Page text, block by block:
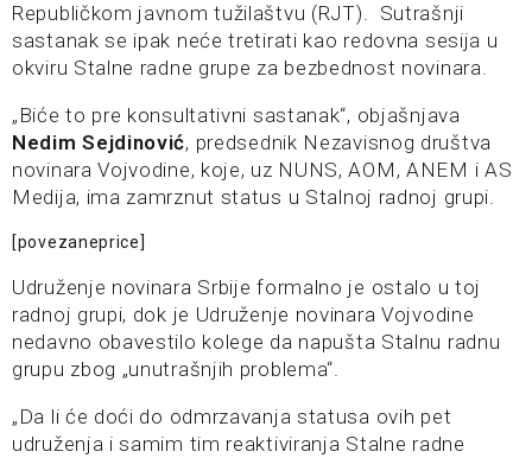
Republičkom javnom tužilaštvu (RJT). Sutrašnji
sastanak se ipak neće tretirati kao redovna sesija u
okviru Stalne radne grupe za bezbednost novinara.
„Biće to pre konsultativni sastanak“, objašnjava
Nedim Sejdinović, predsednik Nezavisnog društva
novinara Vojvodine, koje, uz NUNS, AOM, ANEM i AS
Medija, ima zamrznut status u Stalnoj radnoj grupi.
[povezaneprice]
Udruženje novinara Srbije formalno je ostalo u toj
radnoj grupi, dok je Udruženje novinara Vojvodine
nedavno obavestilo kolege da napušta Stalnu radnu
grupu zbog „unutrašnjih problema“.
„Da li će doći do odmrzavanja statusa ovih pet
udruženja i samim tim reaktiviranja Stalne radne